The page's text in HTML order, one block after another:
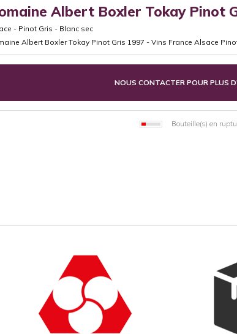
Albert Boxler Tokay Pinot
- Pinot Gris - Blanc sec
Albert Boxler Tokay Pinot Gris 1997 - Vins France Alsace
NOUS CONTACTER POUR PLUS
Bouteille(s) en